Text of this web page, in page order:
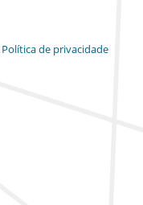
Política de privacidade